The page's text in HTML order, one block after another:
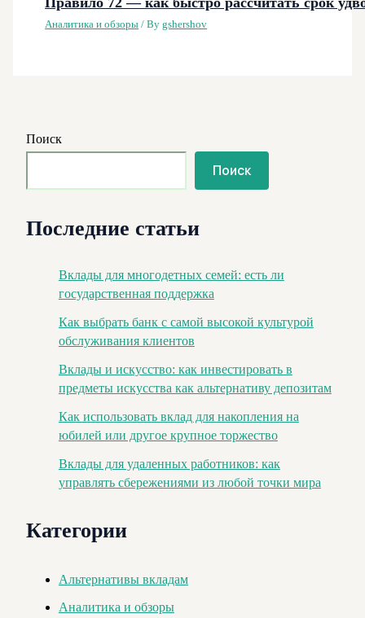
Аналитика и обзоры / Bygshershov
Поиск
Поиск
Последние статьи
Вклады для многодетных семей: есть ли
государственная поддержка
Как выбрать банк с самой высокой культурой
обслуживания клиентов
Вклады и искусство: как инвестировать в
предметы искусства как альтернативу депозитам
Как использовать вклад для накопления на
юбилей или другое крупное торжество
Вклады для удаленных работников: как
управлять сбережениями из любой точки мира
Категории
Альтернативы вкладам
Аналитика и обзоры